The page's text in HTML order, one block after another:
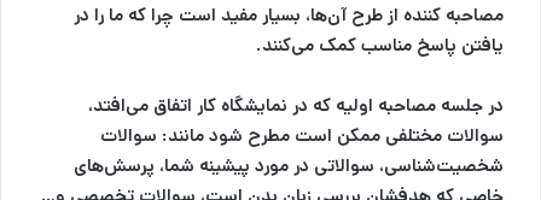
مصاحبه کننده از طرح آن‌ها، بسیار مفید است چرا که ما را در
یافتن پاسخ مناسب کمک می‌کنند.
در جلسه مصاحبه اولیه که در نمایشگاه کار اتفاق می‌افتد،
سوالات مختلفی ممکن است مطرح شود مانند: سوالات
شخصیت‌شناسی، سوالاتی در مورد پیشینه شما، پرسش‌های